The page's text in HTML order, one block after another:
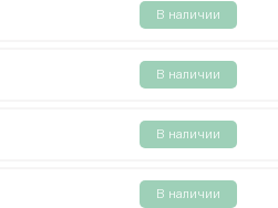
В наличии
В наличии
В наличии
В наличии